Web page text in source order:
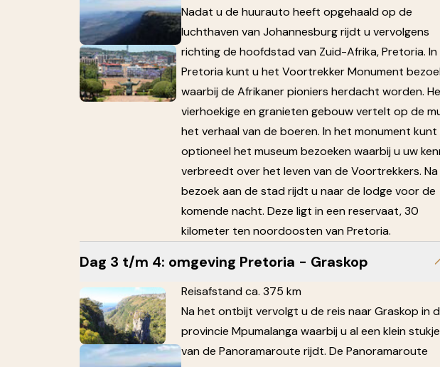
Nadat u de huurauto heeft opgehaald op de
luchthaven van Johannesburg rijdt u vervolgens
richting de hoofdstad van Zuid-Afrika, Pretoria. In
Pretoria kunt u het Voortrekker Monument
waarbij de Afrikaner pioniers herdacht worden.
vierhoekige en granieten gebouw vertelt op de
het verhaal van de boeren. In het monument kunt
optioneel het museum bezoeken waarbij u uw
verbreedt over het leven van de Voortrekkers. Na
bezoek aan de stad rijdt u naar de lodge voor de
komende nacht. Deze ligt in een reservaat, 30
kilometer ten noordoosten van Pretoria.
Dag 3 t/m 4: omgeving Pretoria - Graskop
Reisafstand ca. 375 km
Na het ontbijt vervolgt u de reis naar Graskop in
provincie Mpumalanga waarbij u al een klein stukje
van de Panoramaroute rijdt. De Panoramaroute